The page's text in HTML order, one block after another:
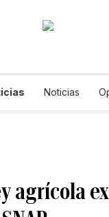
Noticias
agrícola